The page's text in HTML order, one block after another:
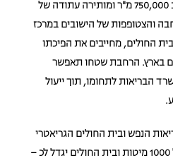
בעוד כ – 600,000 מ"ר לסה"כ 750,000 מ"ר ומותירה עתודה של
הרחבה והצטופפות של הישובים במרכז
החולים, מחייבים את הפיכתו
בארץ. הרחבת שטחו תאפשר
הבריאות לתחומו, תוך ייעול
הנפש ובית החולים הגריאטרי
לשטח בית החולים בהיקף של 1000 מיטות ובית החולים יגדל לכ –